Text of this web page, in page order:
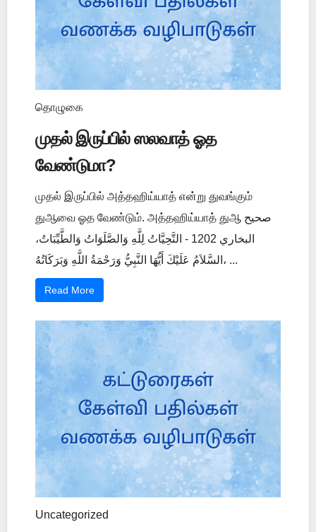
தொழுகை
முதல் இருப்பில் ஸலவாத் ஓத
வேண்டுமா?
முதல் இருப்பில் அத்தஹிய்யாத் என்று துவங்கும்
துஆவை ஓத வேண்டும். அத்தஹிய்யாத் துஆ صحيح
البخاري 1202 - التَّحِيَّاتُ لِلَّهِ وَالصَّلَوَاتُ وَالطَّيِّبَاتُ،
السَّلاَمُ عَلَيْكَ أَيُّهَا النَّبِيُّ وَرَحْمَةُ اللَّهِ وَبَرَكَاتُهُ، ...
Read More
Uncategorized